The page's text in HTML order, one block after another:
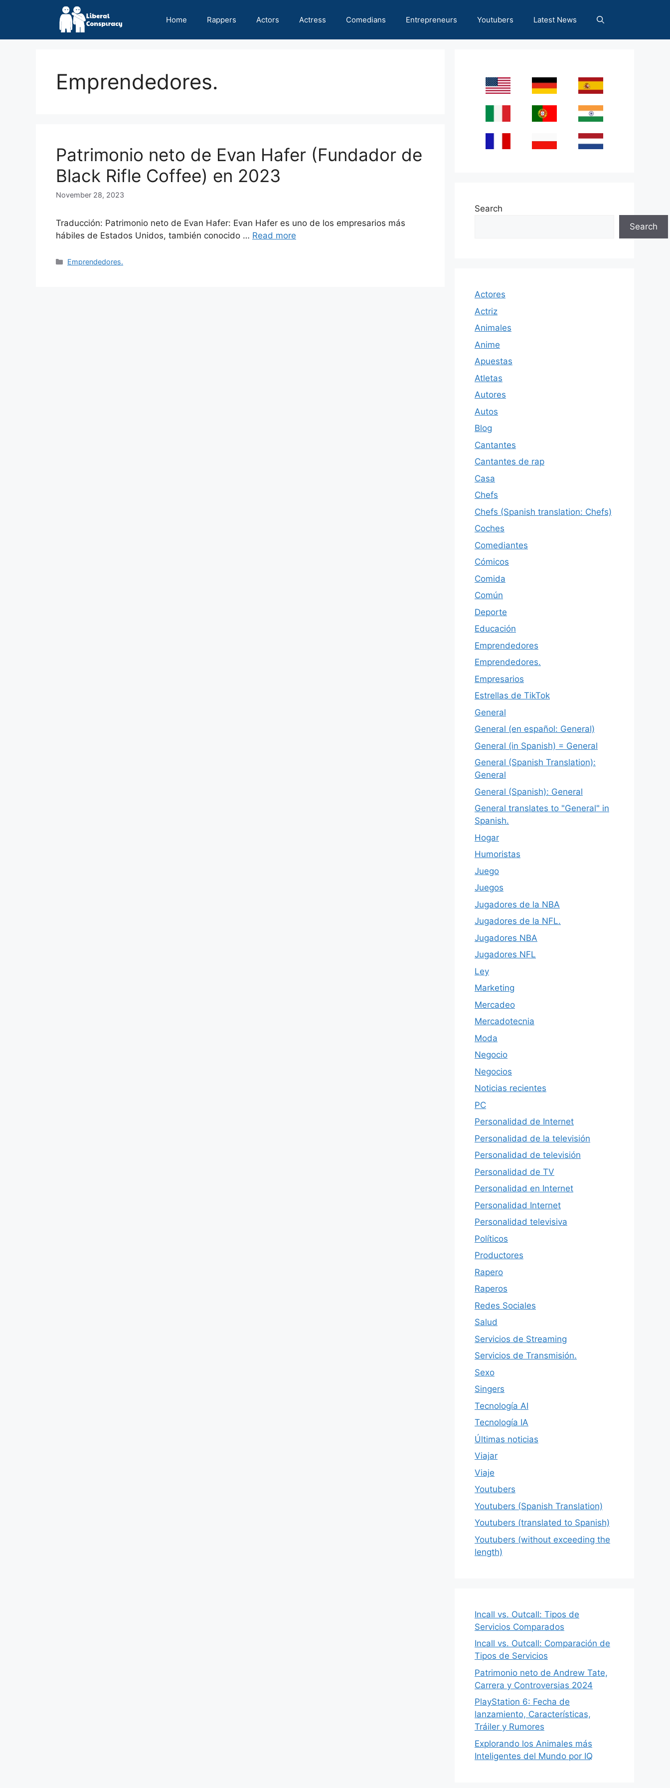
Home Rappers Actors Actress Comedians Entrepreneurs Youtubers Latest News
Emprendedores.
Patrimonio neto de Evan Hafer (Fundador de
Black Rifle Coffee) en 2023
November 28, 2023
Traducción: Patrimonio neto de Evan Hafer: Evan Hafer es uno de los empresarios más
hábiles de Estados Unidos, también conocido … Read more
Categories
Emprendedores.
Search
Search
Actores
Actriz
Animales
Anime
Apuestas
Atletas
Autores
Autos
Blog
Cantantes
Cantantes de rap
Casa
Chefs
Chefs (Spanish translation: Chefs)
Coches
Comediantes
Cómicos
Comida
Común
Deporte
Educación
Emprendedores
Emprendedores.
Empresarios
Estrellas de TikTok
General
General (en español: General)
General (in Spanish) = General
General (Spanish Translation):
General
General (Spanish): General
General translates to "General" in
Spanish.
Hogar
Humoristas
Juego
Juegos
Jugadores de la NBA
Jugadores de la NFL.
Jugadores NBA
Jugadores NFL
Ley
Marketing
Mercadeo
Mercadotecnia
Moda
Negocio
Negocios
Noticias recientes
PC
Personalidad de Internet
Personalidad de la televisión
Personalidad de televisión
Personalidad de TV
Personalidad en Internet
Personalidad Internet
Personalidad televisiva
Políticos
Productores
Rapero
Raperos
Redes Sociales
Salud
Servicios de Streaming
Servicios de Transmisión.
Sexo
Singers
Tecnología AI
Tecnología IA
Últimas noticias
Viajar
Viaje
Youtubers
Youtubers (Spanish Translation)
Youtubers (translated to Spanish)
Youtubers (without exceeding the
length)
Incall vs. Outcall: Tipos de
Servicios Comparados
Incall vs. Outcall: Comparación de
Tipos de Servicios
Patrimonio neto de Andrew Tate,
Carrera y Controversias 2024
PlayStation 6: Fecha de
lanzamiento, Características,
Tráiler y Rumores
Explorando los Animales más
Inteligentes del Mundo por IQ